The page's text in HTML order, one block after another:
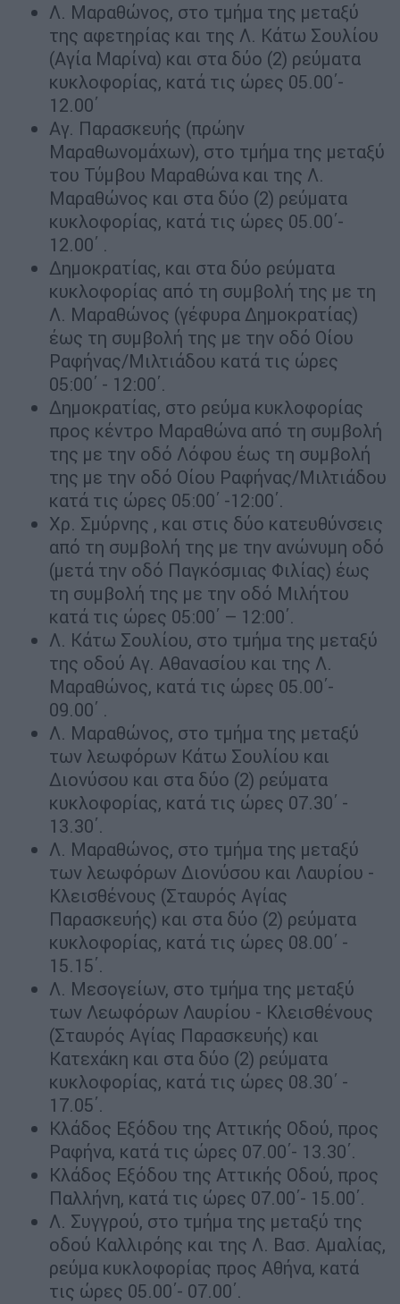
Λ. Μαραθώνος, στο τμήμα της μεταξύ
της αφετηρίας και της Λ. Κάτω Σουλίου
(Αγία Μαρίνα) και στα δύο (2) ρεύματα
κυκλοφορίας, κατά τις ώρες 05.00΄-
12.00΄
Αγ. Παρασκευής (πρώην
Μαραθωνομάχων), στο τμήμα της μεταξύ
του Τύμβου Μαραθώνα και της Λ.
Μαραθώνος και στα δύο (2) ρεύματα
κυκλοφορίας, κατά τις ώρες 05.00΄-
12.00΄ .
Δημοκρατίας, και στα δύο ρεύματα
κυκλοφορίας από τη συμβολή της με τη
Λ. Μαραθώνος (γέφυρα Δημοκρατίας)
έως τη συμβολή της με την οδό Οίου
Ραφήνας/Μιλτιάδου κατά τις ώρες
05:00΄ - 12:00΄.
Δημοκρατίας, στο ρεύμα κυκλοφορίας
προς κέντρο Μαραθώνα από τη συμβολή
της με την οδό Λόφου έως τη συμβολή
της με την οδό Οίου Ραφήνας/Μιλτιάδου
κατά τις ώρες 05:00΄ -12:00΄.
Χρ. Σμύρνης , και στις δύο κατευθύνσεις
από τη συμβολή της με την ανώνυμη οδό
(μετά την οδό Παγκόσμιας Φιλίας) έως
τη συμβολή της με την οδό Μιλήτου
κατά τις ώρες 05:00΄ – 12:00΄.
Λ. Κάτω Σουλίου, στο τμήμα της μεταξύ
της οδού Αγ. Αθανασίου και της Λ.
Μαραθώνος, κατά τις ώρες 05.00΄-
09.00΄ .
Λ. Μαραθώνος, στο τμήμα της μεταξύ
των λεωφόρων Κάτω Σουλίου και
Διονύσου και στα δύο (2) ρεύματα
κυκλοφορίας, κατά τις ώρες 07.30΄ -
13.30΄.
Λ. Μαραθώνος, στο τμήμα της μεταξύ
των λεωφόρων Διονύσου και Λαυρίου -
Κλεισθένους (Σταυρός Αγίας
Παρασκευής) και στα δύο (2) ρεύματα
κυκλοφορίας, κατά τις ώρες 08.00΄ -
15.15΄.
Λ. Μεσογείων, στο τμήμα της μεταξύ
των Λεωφόρων Λαυρίου - Κλεισθένους
(Σταυρός Αγίας Παρασκευής) και
Κατεχάκη και στα δύο (2) ρεύματα
κυκλοφορίας, κατά τις ώρες 08.30΄ -
17.05΄.
Κλάδος Εξόδου της Αττικής Οδού, προς
Ραφήνα, κατά τις ώρες 07.00΄- 13.30΄.
Κλάδος Εξόδου της Αττικής Οδού, προς
Παλλήνη, κατά τις ώρες 07.00΄- 15.00΄.
Λ. Συγγρού, στο τμήμα της μεταξύ της
οδού Καλλιρόης και της Λ. Βασ. Αμαλίας,
ρεύμα κυκλοφορίας προς Αθήνα, κατά
τις ώρες 05.00΄- 07.00΄.